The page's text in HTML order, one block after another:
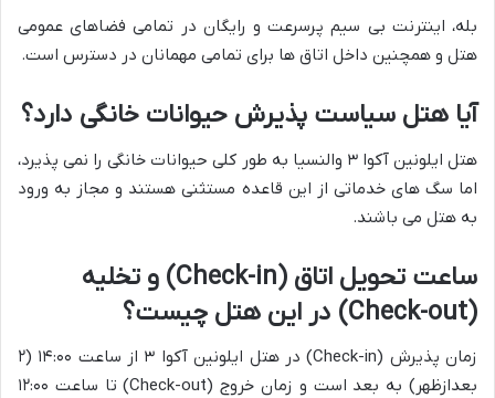
بله، اینترنت بی سیم پرسرعت و رایگان در تمامی فضاهای عمومی
هتل و همچنین داخل اتاق ها برای تمامی مهمانان در دسترس است.
آیا هتل سیاست پذیرش حیوانات خانگی دارد؟
هتل ایلونین آکوا ۳ والنسیا به طور کلی حیوانات خانگی را نمی پذیرد،
اما سگ های خدماتی از این قاعده مستثنی هستند و مجاز به ورود
به هتل می باشند.
ساعت تحویل اتاق (Check-in) و تخلیه
(Check-out) در این هتل چیست؟
زمان پذیرش (Check-in) در هتل ایلونین آکوا ۳ از ساعت ۱۴:۰۰ (۲
بعدازظهر) به بعد است و زمان خروج (Check-out) تا ساعت ۱۲:۰۰